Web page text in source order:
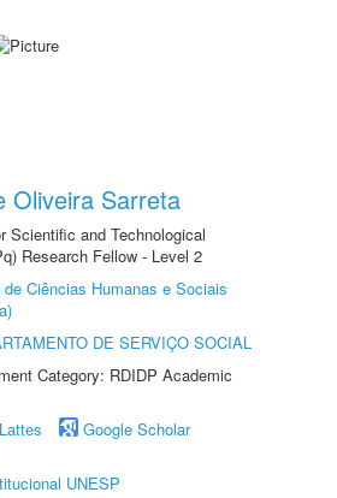
Oliveira Sarreta
Scientific and Technological
Research Fellow - Level 2
de Ciências Humanas e Sociais
DE SERVIÇO SOCIAL
Category: RDIDP Academic
Google Scholar
UNESP